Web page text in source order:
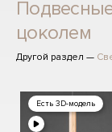
цоколем
Другой раздел —
Есть 3D-модель